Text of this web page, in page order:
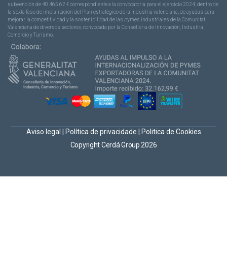
subvención de 40.465,62 € correspondiente a la convocatoria para el ejercicio 2024, dentro de
la sexta fase de implantación del Plan estratégico de la industria valenciana, de ayudas para
mejorar la competitividad y la sostenibilidad de las pymes industriales de la Comunitat
Valenciana de diversos sectores, convocada por la Conselleria de Innovación, Industria,
Comercio y Turismo.
Copyright Cerdá Group 2026
Aviso legal Política de privacidade Politica de Cookies